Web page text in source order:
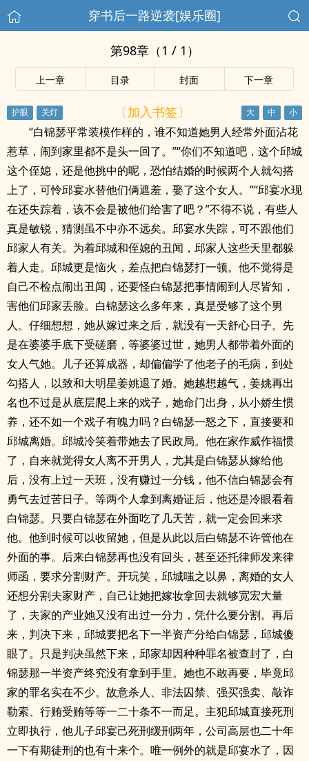
穿书后一路逆袭[娱乐圈]
第98章（1 / 1）
上一章 目录 封面 下一章
〔加入书签〕
“白锦瑟平常装模作样的，谁不知道她男人经常外面沾花
惹草，闹到家里都不是头一回了。”“你们不知道吧，这个邱城
这个侄媳，还是他挑中的呢，恐怕结婚的时候两个人就勾搭
上了，可怜邱宴水替他们俩遮羞，娶了这个女人。”“邱宴水现
在还失踪着，该不会是被他们给害了吧？”不得不说，有些人
真是敏锐，猜测虽不中亦不远矣。邱宴水失踪，可不跟他们
邱家人有关。为着邱城和侄媳的丑闻，邱家人这些天里都躲
着人走。邱城更是恼火，差点把白锦瑟打一顿。他不觉得是
自己不检点闹出丑闻，还要怪白锦瑟把事情闹到人尽皆知，
害他们邱家丢脸。白锦瑟这么多年来，真是受够了这个男
人。仔细想想，她从嫁过来之后，就没有一天舒心日子。先
是在婆婆手底下受磋磨，等婆婆过世，她男人都带着外面的
女人气她。儿子还算成器，却偏偏学了他老子的毛病，到处
勾搭人，以致和大明星姜姚退了婚。她越想越气，姜姚再出
名也不过是从底层爬上来的戏子，她命门出身，从小娇生惯
养，还不如一个戏子有魄力吗？白锦瑟一怒之下，直接要和
邱城离婚。邱城冷笑着带她去了民政局。他在家作威作福惯
了，自来就觉得女人离不开男人，尤其是白锦瑟从嫁给他
后，没有上过一天班，没有赚过一分钱，他不信白锦瑟会有
勇气去过苦日子。等两个人拿到离婚证后，他还是冷眼看着
白锦瑟。只要白锦瑟在外面吃了几天苦，就一定会回来求
他。他到时候可以收留她，但是从此以后白锦瑟不许管他在
外面的事。后来白锦瑟再也没有回头，甚至还托律师发来律
师函，要求分割财产。开玩笑，邱城嗤之以鼻，离婚的女人
还想分割夫家财产，自己让她把嫁妆拿回去就够宽宏大量
了，夫家的产业她又没有出过一分力，凭什么要分割。再后
来，判决下来，邱城要把名下一半资产分给白锦瑟，邱城傻
眼了。只是判决虽然下来，邱家却因种种罪名被查封了，白
锦瑟那一半资产终究没有拿到手里。她也不敢再要，毕竟邱
家的罪名实在不少。故意杀人、非法囚禁、强买强卖、敲诈
勒索、行贿受贿等等一二十条不一而足。主犯邱城直接死刑
立即执行，他儿子邱宴己死刑缓刑两年，公司高层也二十年
一下有期徒刑的也有十来个。唯一例外的就是邱宴水了，因